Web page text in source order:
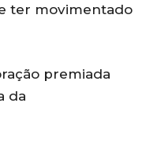
ter movimentado
premiada
da